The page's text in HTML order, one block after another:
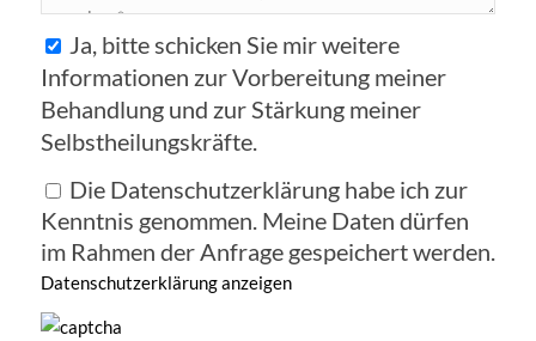
Ja, bitte schicken Sie mir weitere
Informationen zur Vorbereitung meiner
Behandlung und zur Stärkung meiner
Selbstheilungskräfte.
Die Datenschutzerklärung habe ich zur
Kenntnis genommen. Meine Daten dürfen
im Rahmen der Anfrage gespeichert werden.
Datenschutzerklärung anzeigen